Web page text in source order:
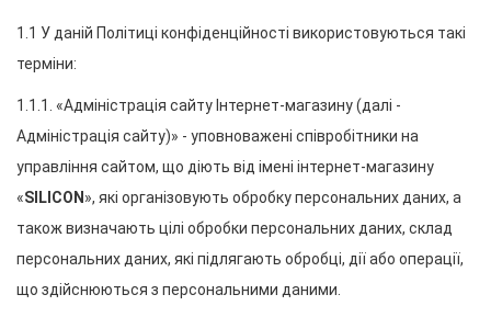
1.1 У даній Політиці конфіденційності використовуються такі
терміни:
1.1.1. «Адміністрація сайту Інтернет-магазину (далі -
Адміністрація сайту)» - уповноважені співробітники на
управління сайтом, що діють від імені інтернет-магазину
«SILICON », які організовують обробку персональних даних, а
також визначають цілі обробки персональних даних, склад
персональних даних, які підлягають обробці, дії або операції,
що здійснюються з персональними даними.